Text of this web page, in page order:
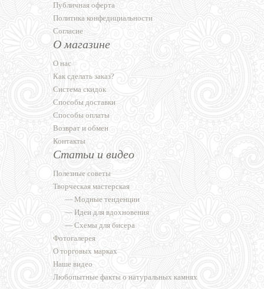
Публичная оферта
Политика конфедициальности
Согласие
О магазине
О нас
Как сделать заказ?
Система скидок
Способы доставки
Способы оплаты
Возврат и обмен
Контакты
Статьи и видео
Полезные советы
Творческая мастерская
— Модные тенденции
— Идеи для вдохновения
— Схемы для бисера
Фотогалерея
О торговых марках
Наше видео
Любопытные факты о натуральных камнях